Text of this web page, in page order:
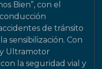
Bien”, con el
de tránsito
sensibilización. Con
Ultramotor
la seguridad vial y